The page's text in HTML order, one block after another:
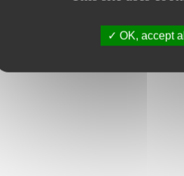
OK, accept all